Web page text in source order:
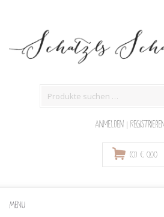
Anmelden |
(0) € 0,00
MENU